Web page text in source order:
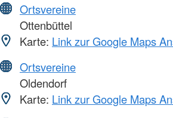
Ortsvereine
Ottenbüttel
Karte: Link zur Google Maps
Ortsvereine
Oldendorf
Karte: Link zur Google Maps